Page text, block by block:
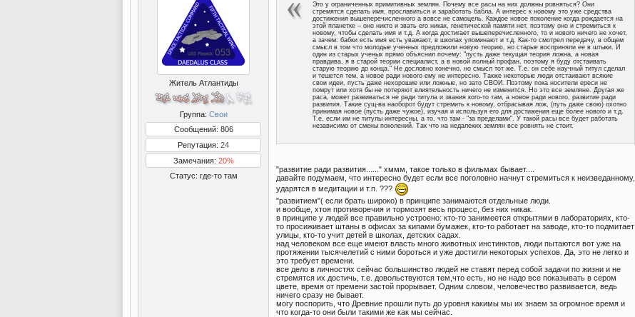
Житель Атлантиды
Группа: Свои
Сообщений: 806
Репутация: 24
Замечания: 20%
Статус: где-то там
Это у ограниченных примитивных землян. Почему все расы на них должны ровняться? Они
стремятся сделать имя, прославиться и заработать бабла. А интерес к новому это уже средства
достижения вышеперечисленного а вовсе не самоцель. Каждое новое поколение когда рождается на
этой планетке – оно никто и звать его никак, генетической памяти нет, поэтому оно и стремиться к
новому, чтобы сделать имя и т.д. А когда достигает вышеперечисленного, то и нового ничего не хочет,
а зачем: бабки есть имя есть уважают, в школах упоминают и т.д. Как-то смотрел передачу, в общем
смысл в том что молодые ученных предложили новую теорию, но старые восприняли ее в штыки. И
один из старых ученых прямо объяснил почему: "пусть даже текущая теория ложна, а новая
правдива, я в старой теории специалист, а в новой полный профан, поэтому я буду отстаивать
старую теорию до конца." Не дословно конечно, но смысл тот же. Т.е. он себе научный титул сделал
и тешется тем, а новое ради нового ему не интересно. Также некоторые люди отстаивают всякие
свои идеи, пусть даже нехорошие или ложные, но зато СВОИ. Поэтому пока носители ереси не
помрут или хотя бы не потеряют влиятельность ничего не изменится. Но это все земляне. Другая же
раса, может развиваться не ради титула и звания кого-то там, а новое ради нового, развитие ради
развития. Такие сущ-ва наоборот будут стремить к новому, отбрасывая лож, (путь даже свою) охотно
принимая новое (пусть даже чужое), изучая и используя его для достижения еще более нового и т.д.
Т.е. если им не титулы интересны, а то, что там - "за пределами". У такой расы все будет работать
независимо от смены поколений. Так что на недалеких землян все ровнять не стоит.
"развитие ради развития......" хммм, такое только в фильмах бывает....
давайте подумаем, что интересно будет если все поголовно начнут стремиться к неизведанному,
ударятся в медитации и т.п. ???
"развитием"( если брать широко) в принципе занимаются отдельные люди.
и вообще, хтоя противоречия и тормозят весь процесс, без них никак.
в принципе у людей все правильно устроено: кто-то занимеется открытями в лабораториях, кто-
то просиживает штаны в офисах за кипами бумажек, кто-то работает на заводе, кто-то подмитает
улицы, кто-то учит детей в школах, детских садах.
над человеком все еще имеют власть много животных инстинктов, люди пытаются вот уже на
протяжении тысячелетий с ними бороться и уже достигли некоторых успехов. Да, это не легко и
это требует времени.
все дело в личностях сейчас большинство людей не ставят перед собой задачи по жизни и не
стремятся их достичь, т.е. довольствуются тем,что есть, но не надо все показывать в сером
цвете, время от премени застой прорывает. Одним словом, человечество развивается, ведь
ничего сразу не бывает.
могу поспорить, что Древние прошли путь до уровня какимы мы их знаем за огромное время и
что когда-то они были такими же как мы сейчас.